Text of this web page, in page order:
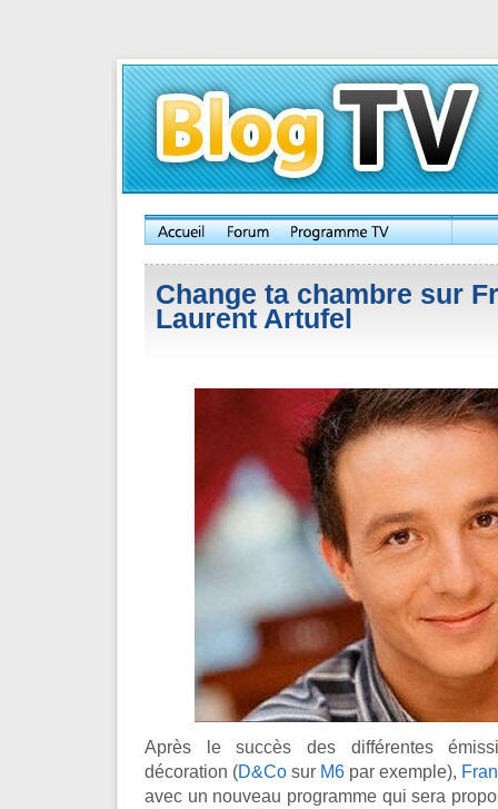
Change ta chambre sur
Laurent Artufel
Après le succès des différentes
décoration (D&Co sur M6 par exemple),
avec un nouveau programme qui sera